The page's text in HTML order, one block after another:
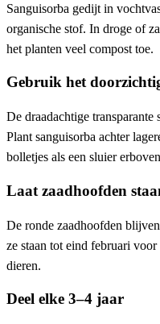
Sanguisorba gedijt in
organische stof. In droge of
het planten veel compost toe.
Gebruik het
De draadachtige transparante
Plant sanguisorba achter
bolletjes als een sluier
Laat zaadhoofden
De ronde zaadhoofden
ze staan tot eind februari
dieren.
Deel elke 3–4 jaar